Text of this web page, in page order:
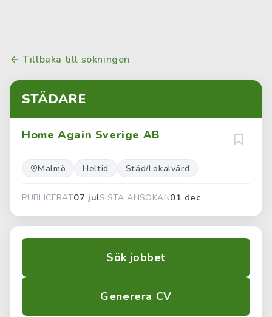
Tillbaka till sökningen
STÄDARE
Home Again Sverige AB
Malmö Heltid Städ/Lokalvård
PUBLICERAT07 julSISTA ANSÖKAN01 dec
Sök jobbet
Generera CV